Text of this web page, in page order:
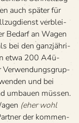
auch spä­ter für
ver­blei­
Bedarf an Wagen
bei den ganz­jäh­ri­
etwa 200 A4ü-
Ver­wen­dungs­grup­
und bei
umbauen müs­sen.
(eher wohl
der kom­men­